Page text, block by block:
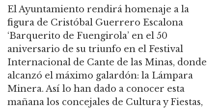
El Ayuntamiento rendirá homenaje a la
figura de Cristóbal Guerrero Escalona
‘Barquerito de Fuengirola’ en el 50
aniversario de su triunfo en el Festival
Internacional de Cante de las Minas, donde
alcanzó el máximo galardón: la Lámpara
Minera. Así lo han dado a conocer esta
mañana los concejales de Cultura y Fiestas,